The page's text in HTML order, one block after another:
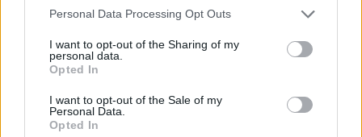
Personal Data Processing Opt Outs
I want to opt-out of the Sharing of my
personal data.
Opted In
I want to opt-out of the Sale of my
Personal Data.
Opted In
Χρηματιστήριο: Στις 2.627,95 μονάδες ο Γενικός
06/08/2026 - 15:46 ΟΙΚΟΝΟΜΙΑ
κτηνοτρόφους για ευλογιά, πανώλη και αφθώδη
πυρετό